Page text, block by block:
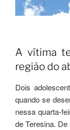
A vítima
região do
Dois
quando se
nessa quarta-
de Teresina.